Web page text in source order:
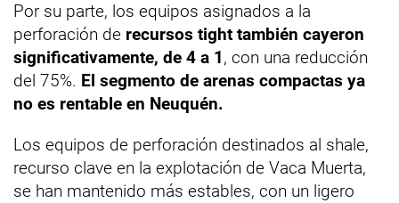
Por su parte, los equipos asignados a la
perforación de recursos tight también cayeron
significativamente, de 4 a 1, con una reducción
del 75%. El segmento de arenas compactas ya
no es rentable en Neuquén.
Los equipos de perforación destinados al shale,
recurso clave en la explotación de Vaca Muerta,
se han mantenido más estables, con un ligero